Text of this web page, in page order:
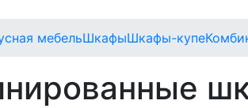
мебельШкафыШкафы-купе